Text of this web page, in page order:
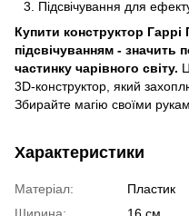
Підсвічування для ефекту
Купити конструктор Гаррі
підсвічуванням - значить
частинку чарівного світу.
3D-конструктор, який
Збирайте магію своїми
Характеристики
Матеріал:
Пластик